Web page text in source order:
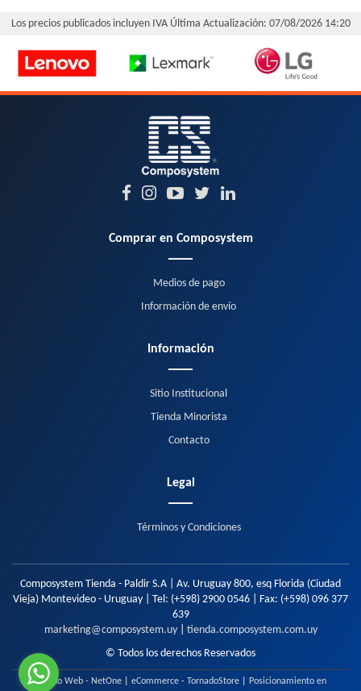
Los precios publicados incluyen IVA Última Actualización: 07/08/2026 14:20
Comprar en Composystem
Medios de pago
Información de envío
Información
Sitio Institucional
Tienda Minorista
Contacto
Legal
Términos y Condiciones
Composystem Tienda - Paldir S.A | Av. Uruguay 800, esq Florida (Ciudad
Vieja) Montevideo - Uruguay | Tel: (+598) 2900 0546 | Fax: (+598) 096 377
639
marketing@composystem.uy| tienda.composystem.com.uy
© Todos los derechos Reservados
Diseño Web - NetOne| eCommerce - TornadoStore| Posicionamiento en